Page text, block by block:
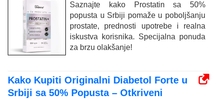
Saznajte kako Prostatin sa 50%
popusta u Srbiji pomaže u poboljšanju
prostate, prednosti upotrebe i realna
iskustva korisnika. Specijalna ponuda
za brzu olakšanje!
Kako Kupiti Originalni Diabetol Forte u
Srbiji sa 50% Popusta – Otkriveni